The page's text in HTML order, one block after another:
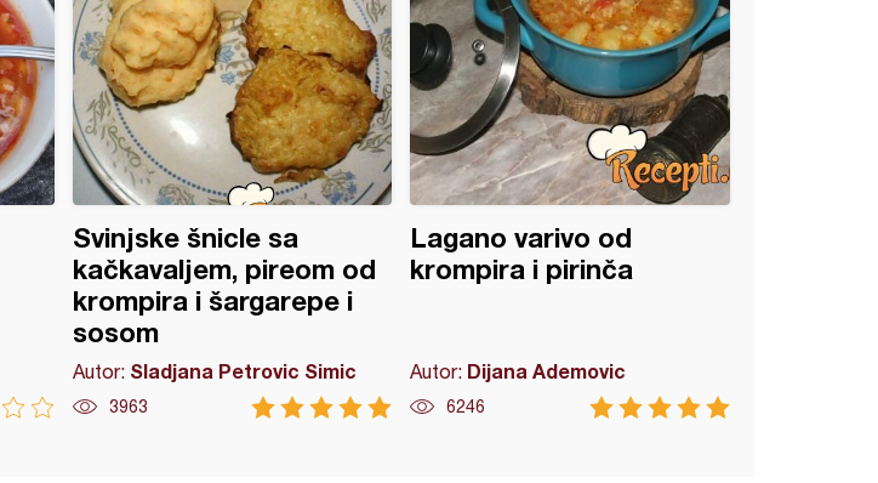
Svinjske šnicle sa
kačkavaljem, pireom od
krompira i šargarepe i
sosom
Autor: Sladjana Petrovic Simic
3963
Lagano varivo od
krompira i pirinča
Autor: Dijana Ademovic
6246